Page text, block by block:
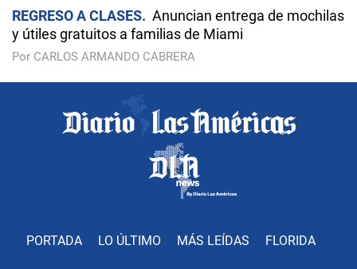
REGRESO A CLASES
Anuncian entrega de mochilas
y útiles gratuitos a familias de Miami
Por CARLOS ARMANDO CABRERA
PORTADA LO ÚLTIMO MÁS LEÍDAS FLORIDA